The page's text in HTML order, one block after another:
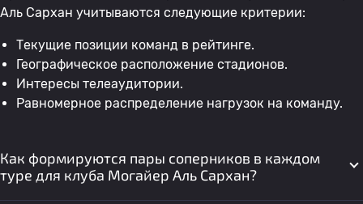
Аль Сархан учитываются следующие критерии:
Текущие позиции команд в рейтинге.
Географическое расположение стадионов.
Интересы телеаудитории.
Равномерное распределение нагрузок на команду.
Как формируются пары соперников в каждом
туре для клуба Могайер Аль Сархан?